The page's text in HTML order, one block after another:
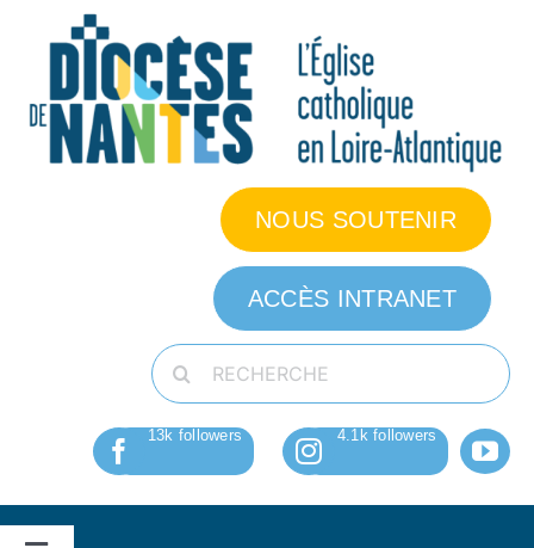
NOUS SOUTENIR
ACCÈS INTRANET
Rechercher: